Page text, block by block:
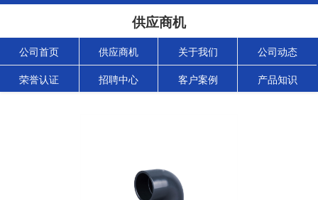
供应商机
公司首页 供应商机 关于我们 公司动态
荣誉认证 招聘中心 客户案例 产品知识